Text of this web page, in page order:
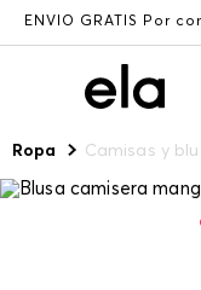
ENVÍO GRATIS Por
Ropa Camisas y